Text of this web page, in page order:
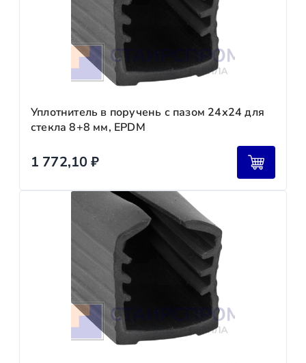
Уплотнитель в поручень с пазом 24х24 для
стекла 8+8 мм, EPDM
1 772,10₽